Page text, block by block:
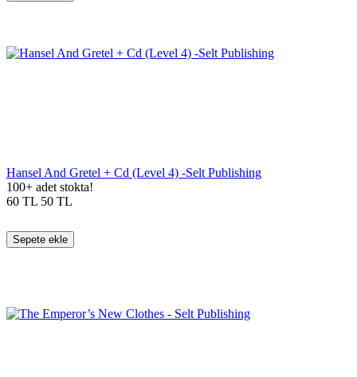
Hansel And Gretel + Cd (Level 4) -Selt Publishing
100+ adet stokta!
60 TL 50 TL
Sepete ekle